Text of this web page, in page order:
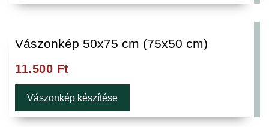
Vászonkép 50x75 cm (75x50 cm)
11.500 Ft
Vászonkép készítése